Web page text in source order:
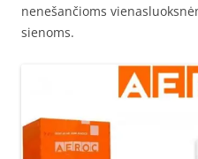
nenešančioms
sienoms.